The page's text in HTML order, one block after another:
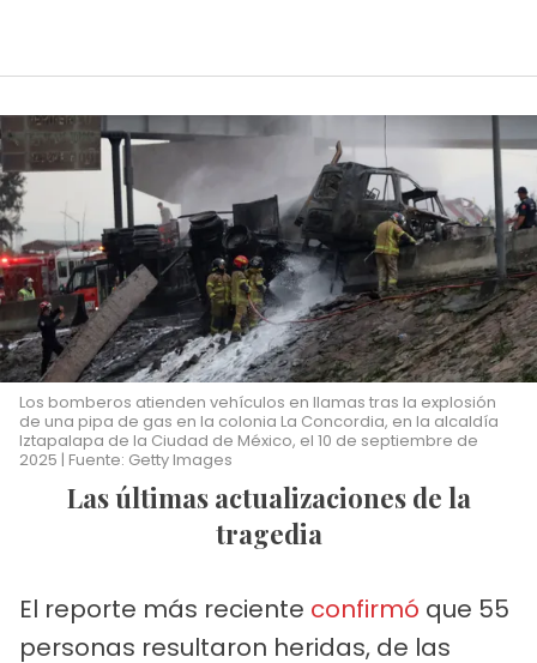
Los bomberos atienden vehículos en llamas tras la explosión
de una pipa de gas en la colonia La Concordia, en la alcaldía
Iztapalapa de la Ciudad de México, el 10 de septiembre de
2025 | Fuente: Getty Images
Las últimas actualizaciones de la
tragedia
El reporte más reciente confirmó que 55
personas resultaron heridas, de las